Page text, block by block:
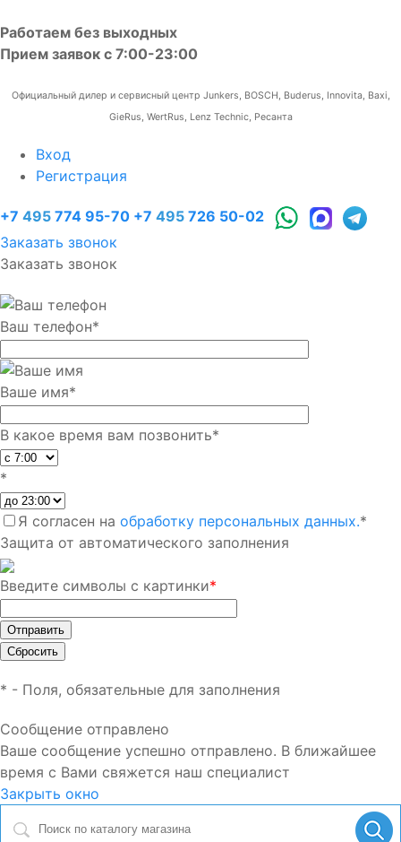
Работаем без выходных
Прием заявок с 7:00-23:00
Официальный дилер и сервисный центр Junkers, BOSCH, Buderus, Innovita, Baxi,
GieRus, WertRus, Lenz Technic, Ресанта
Вход
Регистрация
+7 495 774 95-70 +7 495 726 50-02
Заказать звонок
Заказать звонок
Ваш телефон*
Ваше имя*
В какое время вам позвонить*
*
Я согласен на обработку персональных данных.*
Защита от автоматического заполнения
Введите символы с картинки*
* - Поля, обязательные для заполнения
Сообщение отправлено
Ваше сообщение успешно отправлено. В ближайшее
время с Вами свяжется наш специалист
Закрыть окно